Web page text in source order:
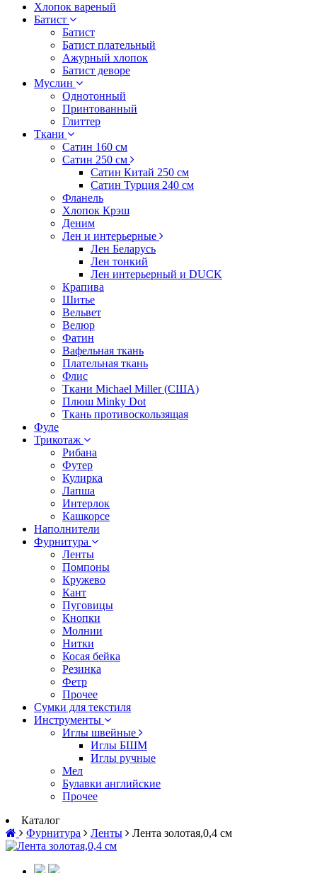
Хлопок вареный
Батист
Батист
Батист плательный
Ажурный хлопок
Батист деворе
Муслин
Однотонный
Принтованный
Глиттер
Ткани
Сатин 160 см
Сатин 250 см
Сатин Китай 250 см
Сатин Турция 240 см
Фланель
Хлопок Крэш
Деним
Лен и интерьерные
Лен Беларусь
Лен тонкий
Лен интерьерный и DUCK
Крапива
Шитье
Вельвет
Велюр
Фатин
Вафельная ткань
Плательная ткань
Флис
Ткани Michael Miller (США)
Плюш Minky Dot
Ткань противоскользящая
Фуле
Трикотаж
Рибана
Футер
Кулирка
Лапша
Интерлок
Кашкорсе
Наполнители
Фурнитура
Ленты
Помпоны
Кружево
Кант
Пуговицы
Кнопки
Молнии
Нитки
Косая бейка
Резинка
Фетр
Прочее
Сумки для текстиля
Инструменты
Иглы швейные
Иглы БШМ
Иглы ручные
Мел
Булавки английские
Прочее
Каталог
Фурнитура
Ленты Лента золотая,0,4 см